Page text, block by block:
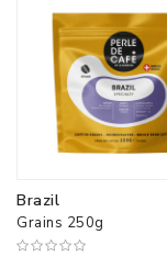
Brazil
Grains 250g